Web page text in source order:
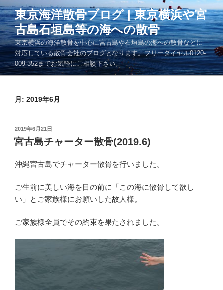
コ
ン
テ
ン
へ
ス
東京海洋散骨ブログ | 東京横浜や宮
古島石垣島等の海への散骨
東京横浜の海洋散骨を中心に宮古島や石垣島の海への散骨などに
対応している散骨会社のブログとなります。フリーダイヤル0120-
009-352までお気軽にご相談下さい。
月: 2019年6月
投
稿
日:
2019年6月21日
宮古島チャーター散骨(2019.6)
沖縄宮古島でチャーター散骨を行いました。
ご生前に美しい海を目の前に「この海に散骨して欲し
い」とご家族様にお願いした故人様。
ご家族様全員でその約束を果たされました。